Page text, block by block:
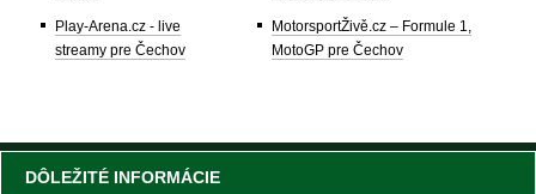
Play-Arena.cz - live
streamy pre Čechov
MotorsportŽivě.cz – Formule 1,
MotoGP pre Čechov
DÔLEŽITÉ INFORMÁCIE